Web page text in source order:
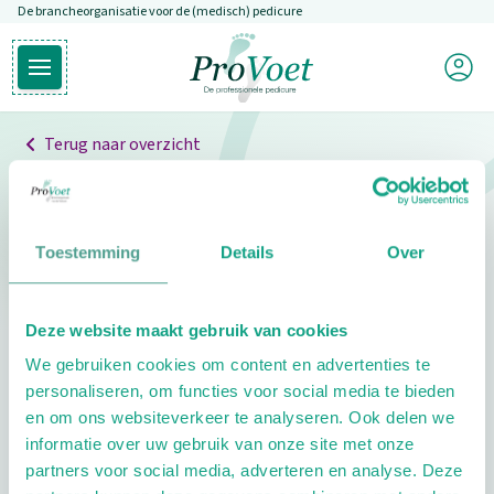
Toestemming Details Over
Deze website maakt gebruik van cookies
We gebruiken cookies om content en advertenties te
personaliseren, om functies voor social media te bieden
en om ons websiteverkeer te analyseren. Ook delen we
informatie over uw gebruik van onze site met onze
partners voor social media, adverteren en analyse. Deze
Overslaan en naar de inhoud gaan
De brancheorganisatie voor de (medisch) pedicure
Open hoofdmenu
Ga naar de homepagina
Mijn
Terug naar overzicht
Professionals
Pedicure niet gevonden
pedicure.